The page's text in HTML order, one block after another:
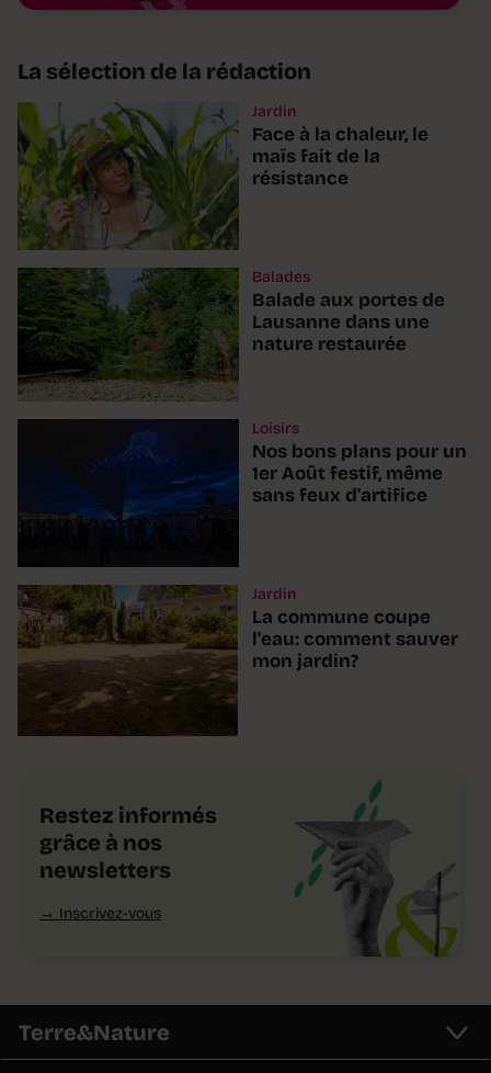
La sélection de la rédaction
Jardin
Face à la chaleur, le
maïs fait de la
résistance
Balades
Balade aux portes de
Lausanne dans une
nature restaurée
Loisirs
Nos bons plans pour un
1er Août festif, même
sans feux d'artifice
Jardin
La commune coupe
l'eau: comment sauver
mon jardin?
Restez informés
grâce à nos
newsletters
Inscrivez-vous
Terre&Nature